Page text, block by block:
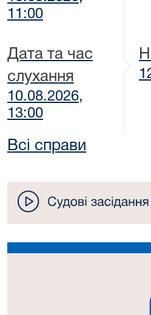
11:00
Дата та час
слухання
10.08.2026,
13:00
Всі справи